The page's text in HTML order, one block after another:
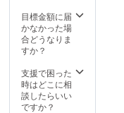
指定施
設での
寄贈受
け入れ
い場合
は希望
施設と
同じ都
目標金額に届
かなかった場
合どうなりま
すか？
支援で困った
時はどこに相
談したらいい
ですか？